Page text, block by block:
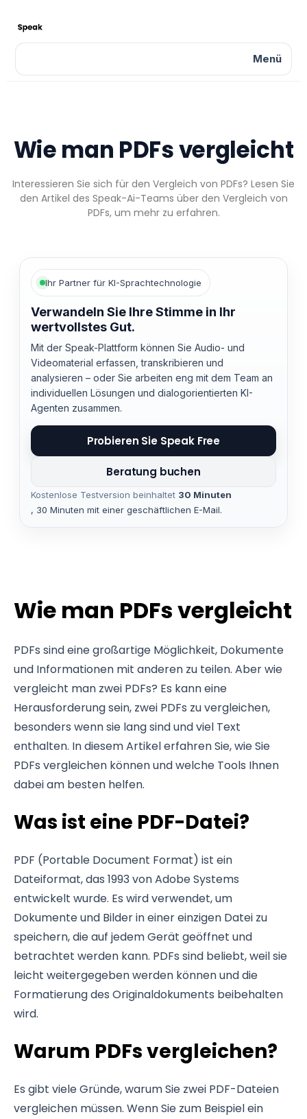
Menü
Wie man PDFs vergleicht
Interessieren Sie sich für den Vergleich von PDFs? Lesen Sie
den Artikel des Speak-Ai-Teams über den Vergleich von
PDFs, um mehr zu erfahren.
Ihr Partner für KI-Sprachtechnologie
Verwandeln Sie Ihre Stimme in Ihr
wertvollstes Gut.
Mit der Speak-Plattform können Sie Audio- und
Videomaterial erfassen, transkribieren und
analysieren – oder Sie arbeiten eng mit dem Team an
individuellen Lösungen und dialogorientierten KI-
Agenten zusammen.
Probieren Sie Speak Free
Beratung buchen
Kostenlose Testversion beinhaltet 30 Minuten
, 30 Minuten mit einer geschäftlichen E-Mail.
Wie man PDFs vergleicht
PDFs sind eine großartige Möglichkeit, Dokumente
und Informationen mit anderen zu teilen. Aber wie
vergleicht man zwei PDFs? Es kann eine
Herausforderung sein, zwei PDFs zu vergleichen,
besonders wenn sie lang sind und viel Text
enthalten. In diesem Artikel erfahren Sie, wie Sie
PDFs vergleichen können und welche Tools Ihnen
dabei am besten helfen.
Was ist eine PDF-Datei?
PDF (Portable Document Format) ist ein
Dateiformat, das 1993 von Adobe Systems
entwickelt wurde. Es wird verwendet, um
Dokumente und Bilder in einer einzigen Datei zu
speichern, die auf jedem Gerät geöffnet und
betrachtet werden kann. PDFs sind beliebt, weil sie
leicht weitergegeben werden können und die
Formatierung des Originaldokuments beibehalten
wird.
Warum PDFs vergleichen?
Es gibt viele Gründe, warum Sie zwei PDF-Dateien
vergleichen müssen. Wenn Sie zum Beispiel ein